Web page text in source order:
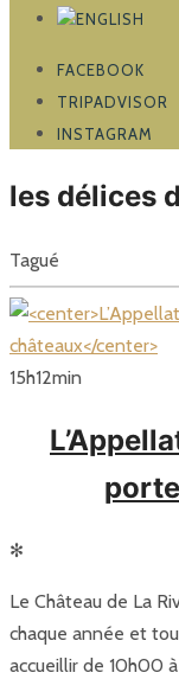
FACEBOOK
TRIPADVISOR
INSTAGRAM
les délices
Tagué
15h12min
✻
Le Château de La
chaque année et
accueillir de 10h00